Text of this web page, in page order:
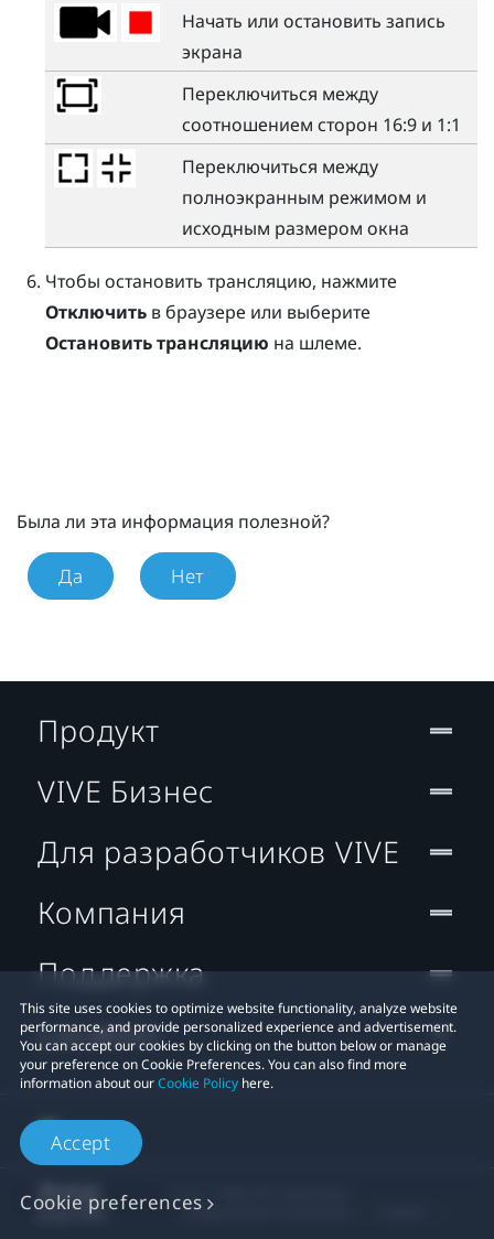
Начать или остановить запись
экрана
Переключиться между
соотношением сторон 16:9 и 1:1
Переключиться между
полноэкранным режимом и
исходным размером окна
Чтобы остановить трансляцию, нажмите
Отключитьв браузере или выберите
Остановить трансляцию на шлеме.
Была ли эта информация полезной?
Да Нет
This site uses cookies to optimize website functionality, analyze website
performance, and provide personalized experience and advertisement.
You can accept our cookies by clicking on the button below or manage
your preference on Cookie Preferences. You can also find more
information about ourCookie Policy here.
Accept
Cookie preferences
Продукт
VIVE Бизнес
Для разработчиков VIVE
Компания
Поддержка
Location
Юридическое Cоглашение